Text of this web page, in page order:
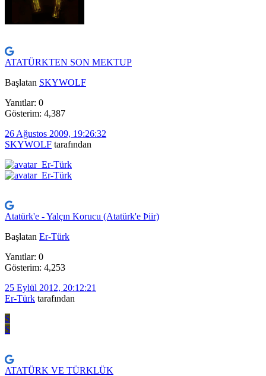
ATATÜRKTEN SON MEKTUP
Başlatan SKYWOLF
Yanıtlar: 0
Gösterim: 4,387
26 Ağustos 2009, 19:26:32
SKYWOLF tarafından
Atatürk'e - Yalçın Korucu (Atatürk'e Þiir)
Başlatan Er-Türk
Yanıtlar: 0
Gösterim: 4,253
25 Eylül 2012, 20:12:21
Er-Türk tarafından
S
S
ATATÜRK VE TÜRKLÜK